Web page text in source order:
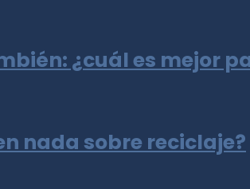
¿cuál es mejor
nada sobre reciclaje?